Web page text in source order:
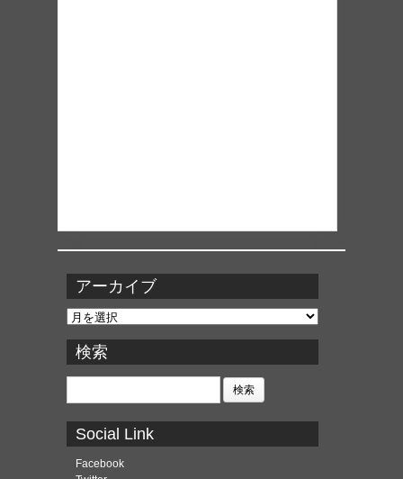
アーカイブ
ア
カ
イ
ブ
検索
検
Social Link
Facebook